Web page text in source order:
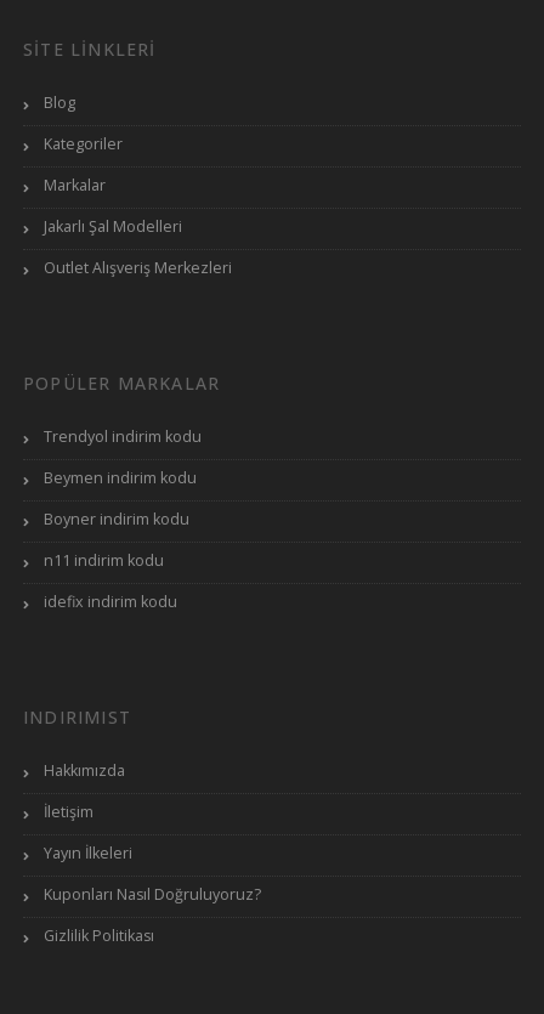
FLO ayakkabı garanti süresi ne kadar?
yıldır.
FLO garaj günleri ne zaman?
daha yüksek oranlar Ekim ve Kasım
aylarında gerçekleşiyor.
alışverişinizi tamamlayıp sepet aşamasında
SITE LINKLERI
Blog
Kategoriler
Markalar
Jakarlı Şal Modelleri
Outlet Alışveriş Merkezleri
POPÜLER MARKALAR
Trendyol indirim kodu
Beymen indirim kodu
Boyner indirim kodu
n11 indirim kodu
idefix indirim kodu
INDIRIMIST
Hakkımızda
İletişim
Yayın İlkeleri
Kuponları Nasıl Doğruluyoruz?
Gizlilik Politikası